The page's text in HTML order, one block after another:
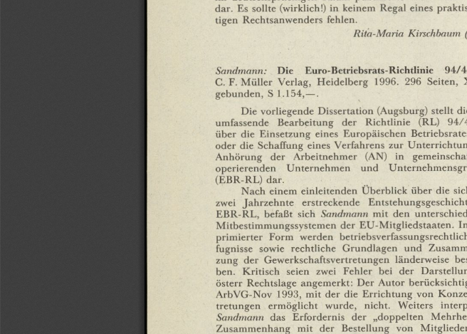
dar. Es sollte (wirklich!) in keinem Regal eines
tigen Rechtsanwenders fehlen.
Rita-Maria Kirschbaum
Sandmann: Die Euro-Betriebsrats-Richtlinie
94/
C. F. Müller Verlag, Heidelberg 1996. 296 Seiten,
gebunden, S 1.154,—.
Die vorliegende Dissertation (Augsburg) stellt
umfassende
Bearbeitung der Richtlinie (RL)
94/
über die Einsetzung eines Europäischen
oder die Schaffung eines Verfahrens zur
Anhörung
der Arbeitnehmer (AN) in
operierenden
Unternehmen und
(EBR-RL) dar.
Nach einem einleitenden Überblick über die
zwei
Jahrzehnte erstreckende
EBR-RL,
befaßt sich Sandmann mit den
Mitbestimmungssystemen der EU-Mitgliedstaaten.
primierter Form werden
fugnisse sowie rechtliche Grundlagen und
zung der Gewerkschaftsvertretungen länderweise
ben.
Kritisch seien zwei Fehler bei der
österr Rechtslage angemerkt: Der Autor
ArbVG-Nov 1993, mit der die Errichtung von
tretungen
ermöglicht wurde, nicht. Weiters
Sandmann das Erfordernis der „doppelten
Zusammenhang mit der Bestellung von